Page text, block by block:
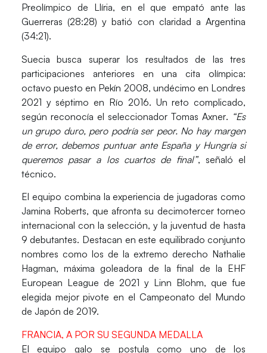
Preolímpico de Llíria, en el que empató ante las
Guerreras (28:28) y batió con claridad a Argentina
(34:21).
Suecia busca superar los resultados de las tres
participaciones anteriores en una cita olímpica:
octavo puesto en Pekín 2008, undécimo en Londres
2021 y séptimo en Río 2016. Un reto complicado,
según reconocía el seleccionadorTomas Axner. “Es
un grupo duro, pero podría ser peor. No hay margen
de error, debemos puntuar ante España y Hungría si
queremos pasar a los cuartos de final”, señaló el
técnico.
El equipo combina la experiencia de jugadoras como
Jamina Roberts, que afronta su decimotercer torneo
internacional con la selección, y la juventud de hasta
9 debutantes. Destacan en este equilibrado conjunto
nombres como los de la extremo derecho Nathalie
Hagman, máxima goleadora de la final de la EHF
European League de 2021 y Linn Blohm,que fue
elegida mejor pivote en el Campeonato del Mundo
de Japón de 2019.
FRANCIA, A POR SU SEGUNDA MEDALLA
El equipo galo se postula como uno de los